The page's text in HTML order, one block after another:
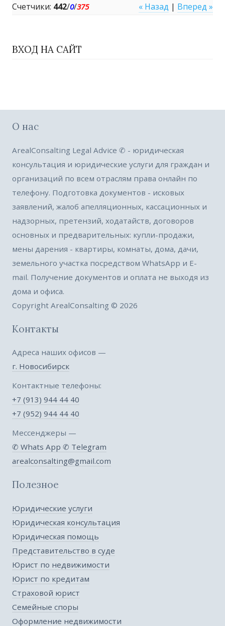
« Назад | Вперед »
Счетчики: 442/0/375
ВХОД НА САЙТ
О нас
ArealConsalting Legal Advice ✆ - юридическая
консультация и юридические услуги для граждан и
организаций по всем отраслям права онлайн по
телефону. Подготовка документов - исковых
заявлений, жалоб апелляционных, кассационных и
надзорных, претензий, ходатайств, договоров
основных и предварительных: купли-продажи,
мены дарения - квартиры, комнаты, дома, дачи,
земельного участка посредством WhatsApp и E-
mail. Получение документов и оплата не выходя из
дома и офиса.
Copyright ArealConsalting © 2026
Контакты
Адреса наших офисов —
г. Новосибирск
Контактные телефоны:
+7 (913) 944 44 40
+7 (952) 944 44 40
Мессенджеры —
✆ Whats App ✆ Telegram
arealconsalting@gmail.com
Полезное
Юридические услуги
Юридическая консультация
Юридическая помощь
Представительство в суде
Юрист по недвижимости
Юрист по кредитам
Страховой юрист
Семейные споры
Оформление недвижимости